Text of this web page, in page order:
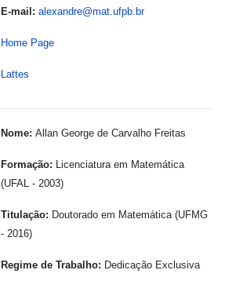
E-mail: alexandre@mat.ufpb.br
Home Page
Lattes
Nome: Allan George de Carvalho Freitas
Formação: Licenciatura em Matemática
(UFAL - 2003)
Titulação: Doutorado em Matemática (UFMG
- 2016)
Regime de Trabalho: Dedicação Exclusiva